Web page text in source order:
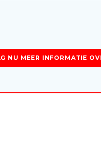
NU MEER INFORMATIE